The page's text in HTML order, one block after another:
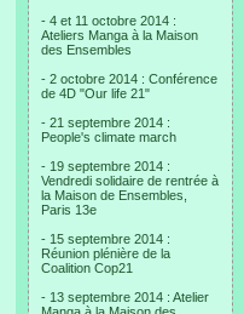
- 4 et 11 octobre 2014 :
Ateliers Manga à la Maison
des Ensembles
- 2 octobre 2014 : Conférence
de 4D "Our life 21"
- 21 septembre 2014 :
People's climate march
- 19 septembre 2014 :
Vendredi solidaire de rentrée à
la Maison de Ensembles,
Paris 13e
- 15 septembre 2014 :
Réunion plénière de la
Coalition Cop21
- 13 septembre 2014 : Atelier